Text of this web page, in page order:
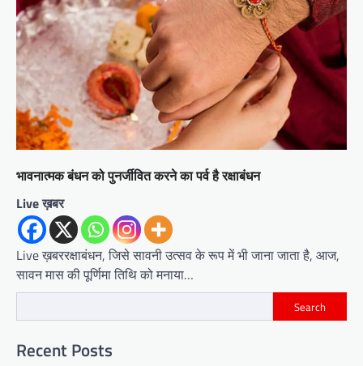
भावनात्‍मक बंधन को पुनर्जीवित करने का पर्व है रक्षाबंधन
Live ख़बर
Live ख़बररक्षाबंधन, जिसे सावनी उत्सव के रूप में भी जाना जाता है, आज,
सावन मास की पूर्णिमा तिथि को मनाया…
Search
Recent Posts